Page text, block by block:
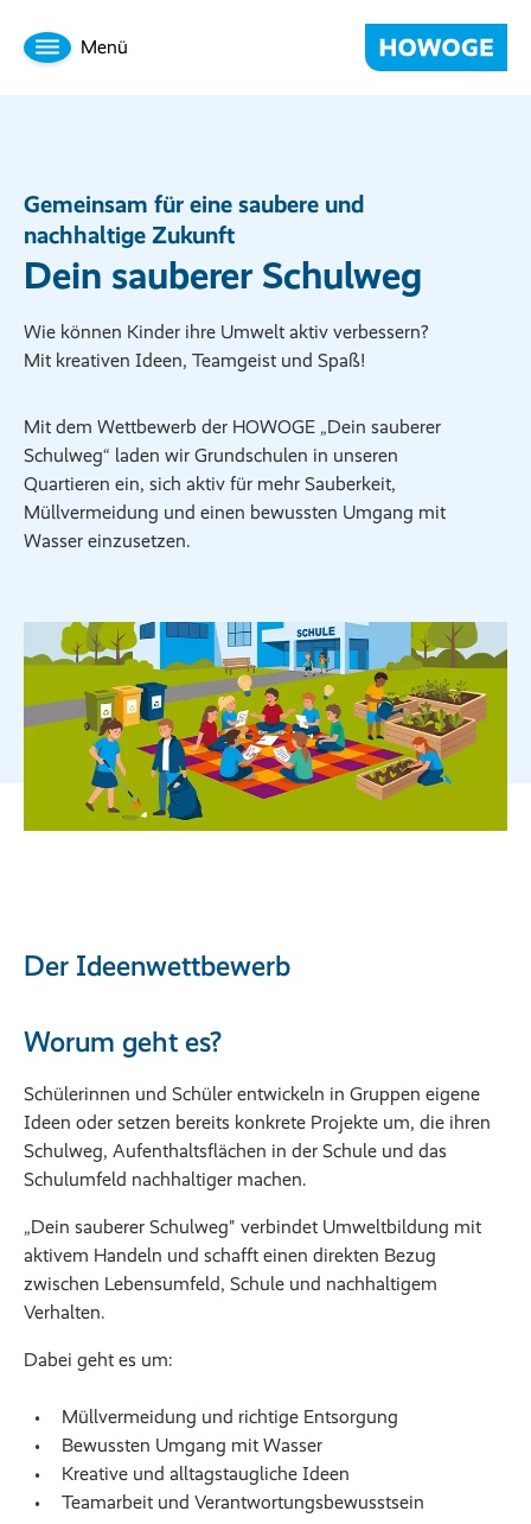
Menü
Gemeinsam für eine saubere und
nachhaltige Zukunft
Dein sauberer Schulweg
Wie können Kinder ihre Umwelt aktiv verbessern?
Mit kreativen Ideen, Teamgeist und Spaß!
Mit dem Wettbewerb der HOWOGE „Dein sauberer
Schulweg“ laden wir Grundschulen in unseren
Quartieren ein, sich aktiv für mehr Sauberkeit,
Müllvermeidung und einen bewussten Umgang mit
Wasser einzusetzen.
Der Ideenwettbewerb
Worum geht es?
Schülerinnen und Schüler entwickeln in Gruppen eigene
Ideen oder setzen bereits konkrete Projekte um, die ihren
Schulweg, Aufenthaltsflächen in der Schule und das
Schulumfeld nachhaltiger machen.
„Dein sauberer Schulweg" verbindet Umweltbildung mit
aktivem Handeln und schafft einen direkten Bezug
zwischen Lebensumfeld, Schule und nachhaltigem
Verhalten.
Dabei geht es um:
Müllvermeidung und richtige Entsorgung
Bewussten Umgang mit Wasser
Kreative und alltagstaugliche Ideen
Teamarbeit und Verantwortungsbewusstsein